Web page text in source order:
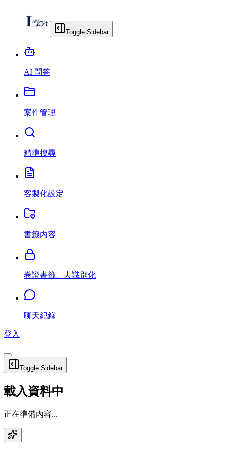
Toggle Sidebar
AI 問答
案件管理
精準搜尋
客製化設定
書籤內容
卷證書籤、去識別化
聊天紀錄
登入
Toggle Sidebar
載入資料中
正在準備內容...